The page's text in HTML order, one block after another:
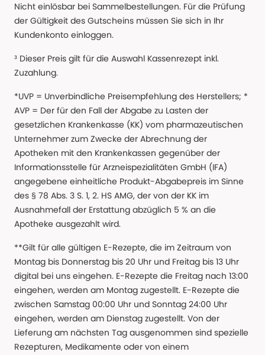
Nicht einlösbar bei Sammelbestellungen. Für die Prüfung
der Gültigkeit des Gutscheins müssen Sie sich in Ihr
Kundenkonto einloggen.
³ Dieser Preis gilt für die Auswahl Kassenrezept inkl.
Zuzahlung.
*UVP = Unverbindliche Preisempfehlung des Herstellers; *
AVP = Der für den Fall der Abgabe zu Lasten der
gesetzlichen Krankenkasse (KK) vom pharmazeutischen
Unternehmer zum Zwecke der Abrechnung der
Apotheken mit den Krankenkassen gegenüber der
Informationsstelle für Arzneispezialitäten GmbH (IFA)
angegebene einheitliche Produkt-Abgabepreis im Sinne
des § 78 Abs. 3 S. 1, 2. HS AMG, der von der KK im
Ausnahmefall der Erstattung abzüglich 5 % an die
Apotheke ausgezahlt wird.
**Gilt für alle gültigen E-Rezepte, die im Zeitraum von
Montag bis Donnerstag bis 20 Uhr und Freitag bis 13 Uhr
digital bei uns eingehen. E-Rezepte die Freitag nach 13:00
eingehen, werden am Montag zugestellt. E-Rezepte die
zwischen Samstag 00:00 Uhr und Sonntag 24:00 Uhr
eingehen, werden am Dienstag zugestellt. Von der
Lieferung am nächsten Tag ausgenommen sind spezielle
Rezepturen, Medikamente oder von einem